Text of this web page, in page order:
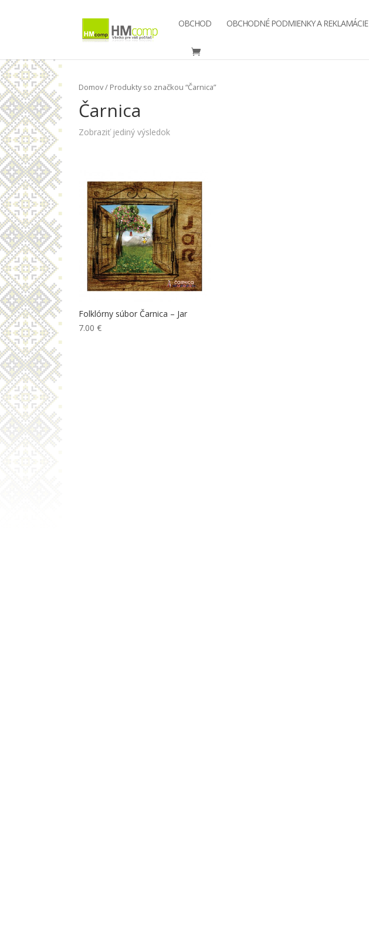
OBCHOD OBCHODNÉ PODMIENKY A REKLAMÁCIE
Domov/ Produkty so značkou “Čarnica”
Čarnica
Zobraziť jediný výsledok
Folklórny súbor Čarnica – Jar
7.00€